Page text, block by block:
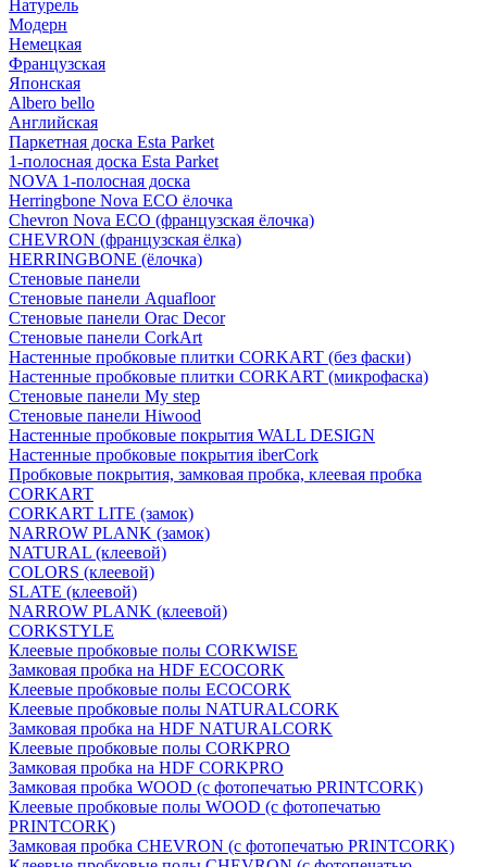
Натурель
Модерн
Немецкая
Французская
Японская
Albero bello
Английская
Паркетная доска Esta Parket
1-полосная доска Esta Parket
NOVA 1-полосная доска
Herringbone Nova ECO ёлочка
Chevron Nova ECO (французская ёлочка)
CHEVRON (французская ёлка)
HERRINGBONE (ёлочка)
Стеновые панели
Стеновые панели Aquafloor
Стеновые панели Orac Decor
Стеновые панели CorkArt
Настенные пробковые плитки CORKART (без фаски)
Настенные пробковые плитки CORKART (микрофаска)
Стеновые панели My step
Стеновые панели Hiwood
Настенные пробковые покрытия WALL DESIGN
Настенные пробковые покрытия iberCork
Пробковые покрытия, замковая пробка, клеевая пробка
CORKART
CORKART LITE (замок)
NARROW PLANK (замок)
NATURAL (клеевой)
COLORS (клеевой)
SLATE (клеевой)
NARROW PLANK (клеевой)
CORKSTYLE
Клеевые пробковые полы CORKWISE
Замковая пробка на HDF ECOCORK
Клеевые пробковые полы ECOCORK
Клеевые пробковые полы NATURALCORK
Замковая пробка на HDF NATURALCORK
Клеевые пробковые полы CORKPRO
Замковая пробка на HDF CORKPRO
Замковая пробка WOOD (с фотопечатью PRINTCORK)
Клеевые пробковые полы WOOD (с фотопечатью
PRINTCORK)
Замковая пробка CHEVRON (с фотопечатью PRINTCORK)